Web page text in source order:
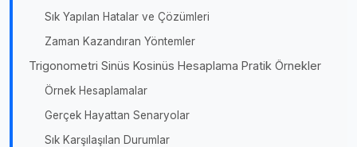
Sık Yapılan Hatalar ve Çözümleri
Zaman Kazandıran Yöntemler
Trigonometri Sinüs Kosinüs Hesaplama Pratik Örnekler
Örnek Hesaplamalar
Gerçek Hayattan Senaryolar
Sık Karşılaşılan Durumlar